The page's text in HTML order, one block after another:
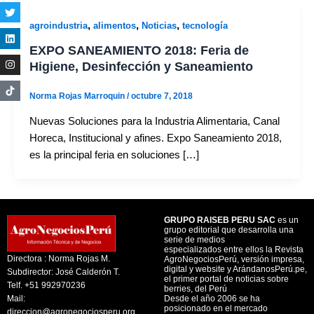
agroindustria, alimentos, Noticias, tecnología
EXPO SANEAMIENTO 2018: Feria de
Higiene, Desinfección y Saneamiento
Norma Rojas Marroquin /octubre 7, 2018
Nuevas Soluciones para la Industria Alimentaria, Canal
Horeca, Institucional y afines. Expo Saneamiento 2018,
es la principal feria en soluciones […]
Directora : Norma Rojas M.
Subdirector: José Calderón T.
Telf. +51 992970236
Mail:
direccion@agronegociosperu.org
GRUPO RAISEB PERU SAC es un
grupo editorial que desarrolla una
serie de medios
especializados entre ellos la Revista
AgroNegociosPerú, versión impresa,
digital y website y ArándanosPerú.pe,
el primer portal de noticias sobre
berries, del Perú
Desde el año 2006 se ha
posicionado en el mercado